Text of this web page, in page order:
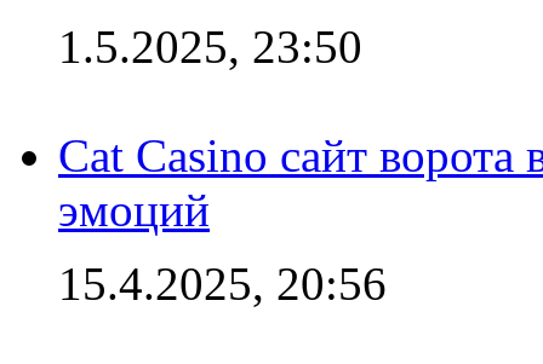
1.5.2025, 23:50
Cat Casino сайт
эмоций
15.4.2025, 20:56